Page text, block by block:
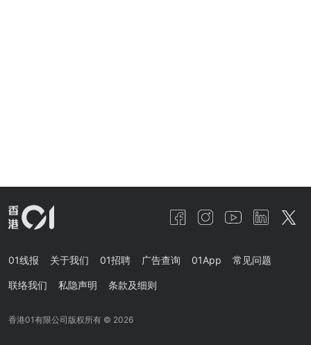
01线报 关于我们 01招聘 广告查询 01App 常见问题
联络我们 私隐声明 条款及细则
香港01有限公司版权所有 © 2026